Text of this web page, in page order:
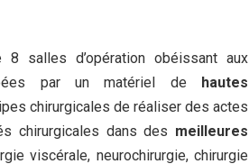
salles d’opération obéissant aux
par un matériel de hautes
chirurgicales de réaliser des actes
chirurgicales dans des meilleures
viscérale, neurochirurgie, chirurgie